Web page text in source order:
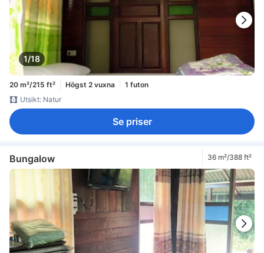
1/18
20 m²/215 ft² Högst 2 vuxna
1 futon
Utsikt: Natur
Se priser
Bungalow 36 m²/388 ft²